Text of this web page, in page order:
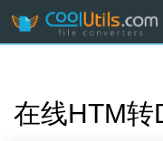
在线HTM转